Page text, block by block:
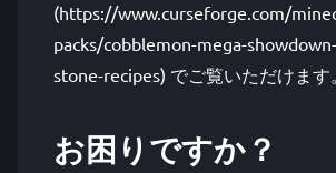
(https://www.curseforge.com/
packs/cobblemon-mega-
stone-recipes) でご覧いただけます。
お困りですか？